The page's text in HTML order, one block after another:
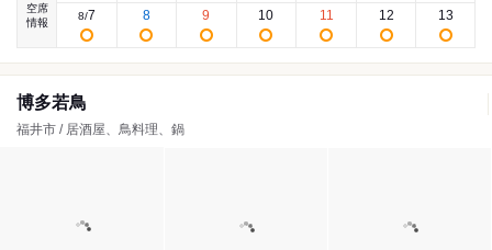
空席
情報
8/7 8 9 10 11 12 13
博多若鳥
福井市 / 居酒屋、鳥料理、鍋